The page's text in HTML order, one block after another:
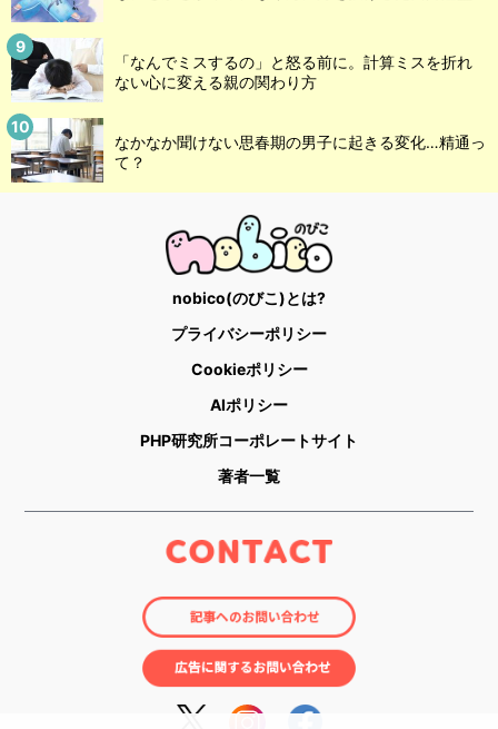
「なんでミスするの」と怒る前に。計算ミスを折れ
ない心に変える親の関わり方
なかなか聞けない思春期の男子に起きる変化…精通っ
て？
nobico(のびこ)とは?
プライバシーポリシー
Cookieポリシー
AIポリシー
PHP研究所コーポレートサイト
著者一覧